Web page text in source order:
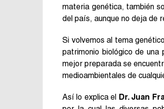
materia genética, también
del país, aunque no deja de
Si volvemos al tema
patrimonio biológico de una
mejor preparada se
medioambientales de
Así lo explica el Dr. Juan